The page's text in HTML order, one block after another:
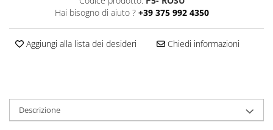
Scatole per 5–6 Macarons con
Finestra Decorata Effetto Pizzo
Scatole per Praline con Separatore
Scatole per Muffin
Scatole per Panettone
Hai bisogno di aiuto ? +39 375 992 4350
Aggiungi alla lista dei desideri Chiedi informazioni
Descrizione